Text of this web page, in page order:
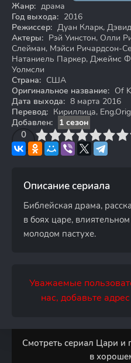
Жанр: драма
Год выхода: 2016
Режиссер: Дуан Кларк,
Актеры: Рэй Уинстон, Олли
Слейман, Мэйси Ричардсон-
Натаниель Паркер, Джеймс
Уолмсли
Страна: США
Оригинальное название: Of
Дата выхода: 8 марта 2016
Перевод: Кириллица,
Добавлен:
1 сезон
0
4 6 7 8 9 10
Описание сериала
Библейская драма,
в боях царе,
молодом пастухе.
Уважаемые
нас, добавьте
Смотреть сериал Цари и
в